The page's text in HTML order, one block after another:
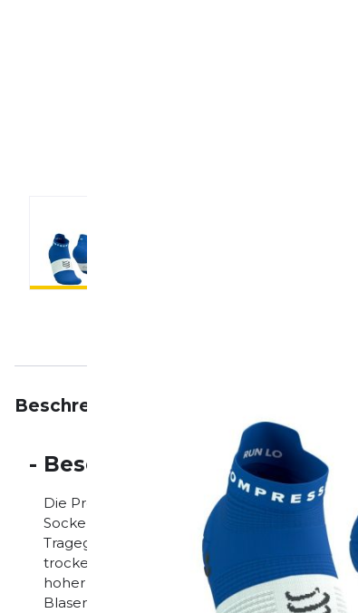
Beschreibung
- Beschreibung
Die Pro Racing Socks V4.0 Run Low sind
Socken bevorzugen. Ihre ergonomische
Tragegefühl ohne Verrutschen. Belüftete
trocken. Die Kompressionsstruktur
hoher Belastung. Verstärkte Bereiche an
Blasen. Dank der nahtlosen Verarbeitung